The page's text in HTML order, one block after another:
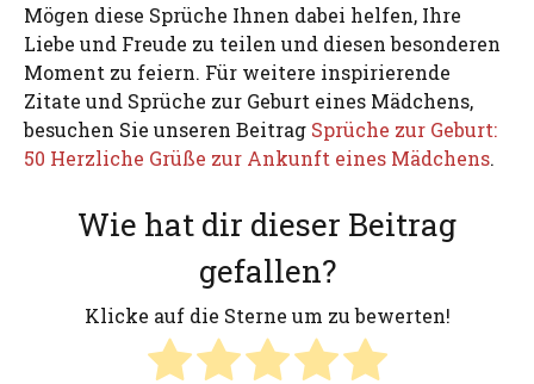
Mögen diese Sprüche Ihnen dabei helfen, Ihre
Liebe und Freude zu teilen und diesen besonderen
Moment zu feiern. Für weitere inspirierende
Zitate und Sprüche zur Geburt eines Mädchens,
besuchen Sie unseren Beitrag Sprüche zur Geburt:
50 Herzliche Grüße zur Ankunft eines Mädchens.
Wie hat dir dieser Beitrag
gefallen?
Klicke auf die Sterne um zu bewerten!